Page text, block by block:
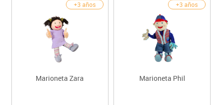
+3 años
Marioneta Zara
+3 años
Marioneta Phil